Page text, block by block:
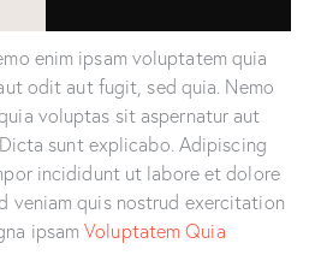
enim ipsam voluptatem quia
odit aut fugit, sed quia. Nemo
voluptas sit aspernatur aut
sunt explicabo. Adipiscing
incididunt ut labore et dolore
veniam quis nostrud exercitation
ipsamVoluptatem Quia